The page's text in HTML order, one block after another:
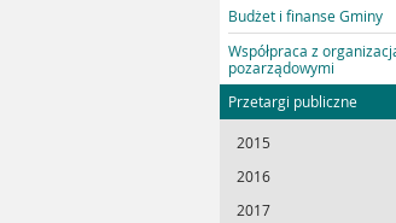
Budżet i finanse Gminy
Współpraca z
pozarządowymi
Przetargi publiczne
2015
2016
2017